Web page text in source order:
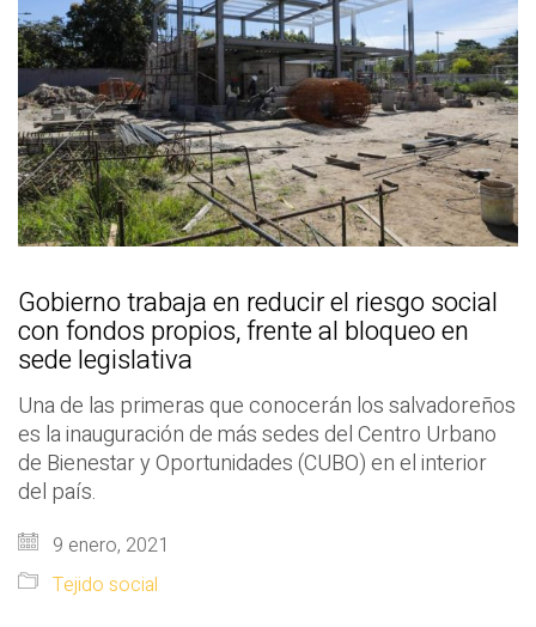
Gobierno trabaja en reducir el riesgo social
con fondos propios, frente al bloqueo en
sede legislativa
Una de las primeras que conocerán los salvadoreños
es la inauguración de más sedes del Centro Urbano
de Bienestar y Oportunidades (CUBO) en el interior
del país.
9 enero, 2021
Tejido social